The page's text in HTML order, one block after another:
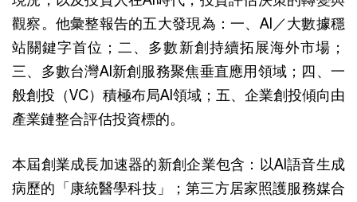
觀察。他彙整報告的五大發現為：一、AI／大數據穩
站關鍵字首位；二、多數新創持續拓展海外市場；
三、多數台灣AI新創服務聚焦垂直應用領域；四、一
般創投（VC）積極布局AI領域；五、企業創投傾向由
產業鏈整合評估投資標的。
本屆創業成長加速器的新創企業包含：以AI語音生成
病歷的「康統醫學科技」；第三方居家照護服務媒合